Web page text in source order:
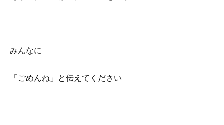
みんなに
「ごめんね」と伝えてください